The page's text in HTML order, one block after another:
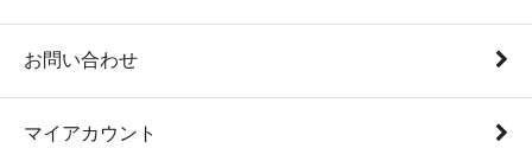
お問い合わせ
マイアカウント